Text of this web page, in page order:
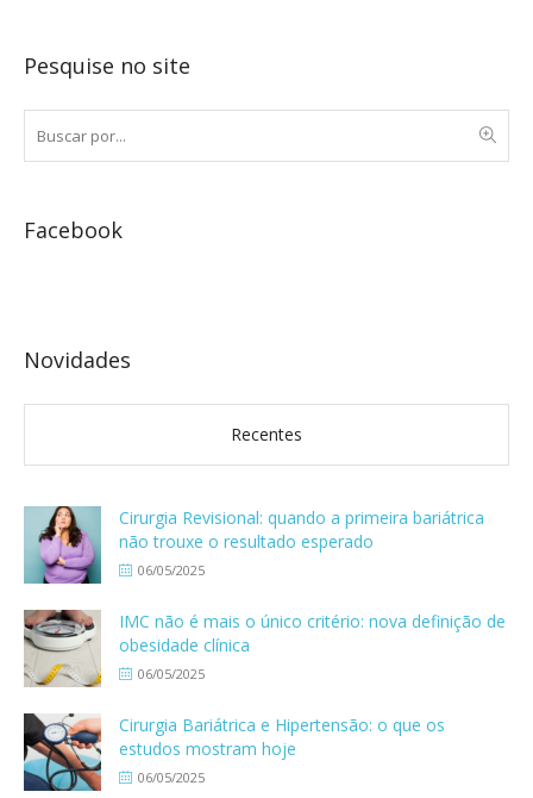
Pesquise no site
Facebook
Novidades
Recentes
Cirurgia Revisional: quando a primeira bariátrica
não trouxe o resultado esperado
06/05/2025
IMC não é mais o único critério: nova definição de
obesidade clínica
06/05/2025
Cirurgia Bariátrica e Hipertensão: o que os
estudos mostram hoje
06/05/2025